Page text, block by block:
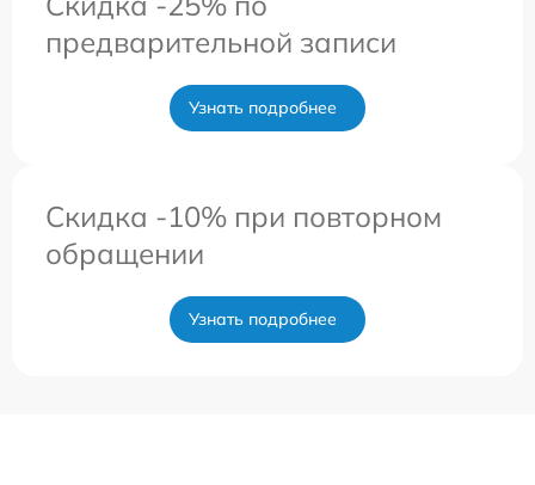
предварительной записи
Узнать подробнее
Скидка -10% при повторном
обращении
Узнать подробнее